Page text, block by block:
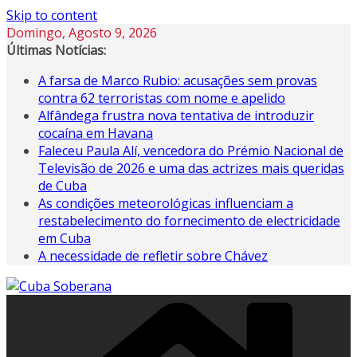
Skip to content
Domingo, Agosto 9, 2026
Últimas Notícias:
A farsa de Marco Rubio: acusações sem provas
contra 62 terroristas com nome e apelido
Alfândega frustra nova tentativa de introduzir
cocaína em Havana
Faleceu Paula Alí, vencedora do Prémio Nacional de
Televisão de 2026 e uma das actrizes mais queridas
de Cuba
As condições meteorológicas influenciam a
restabelecimento do fornecimento de electricidade
em Cuba
A necessidade de refletir sobre Chávez